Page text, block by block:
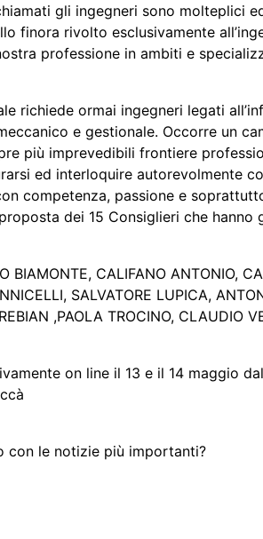
gli ingegneri sono molteplici
finora rivolto esclusivamente
professione in ambiti e
richiede ormai ingegneri legati
e gestionale. Occorre un
più imprevedibili frontiere
ed interloquire autorevolmente
competenza, passione e
dei 15 Consiglieri che hanno
BIAMONTE, CALIFANO ANTONIO,
SALVATORE LUPICA,
,PAOLA TROCINO, CLAUDIO
on line il 13 e il 14 maggio
con le notizie più importanti?